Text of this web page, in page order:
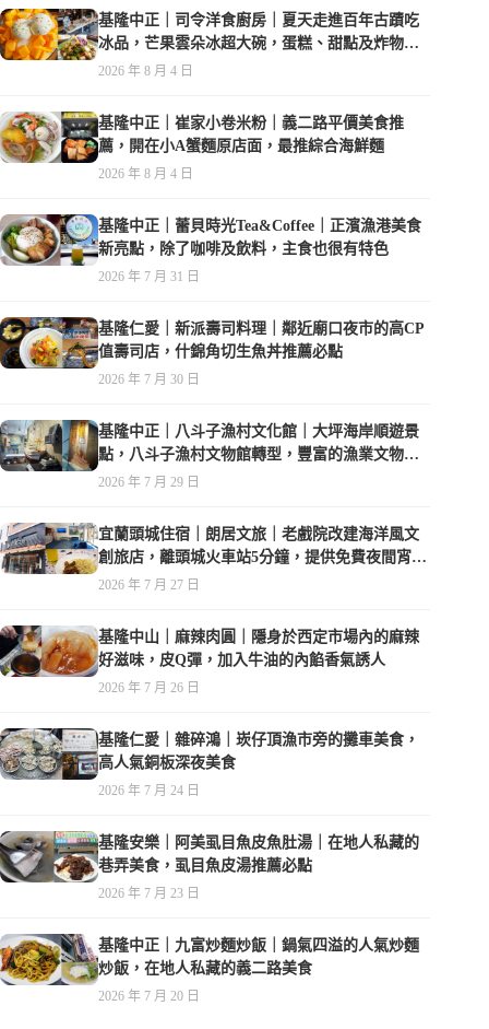
基隆中正｜司令洋食廚房｜夏天走進百年古蹟吃
冰品，芒果雲朵冰超大碗，蛋糕、甜點及炸物都
在水準之上
2026 年 8 月 4 日
基隆中正｜崔家小卷米粉｜義二路平價美食推
薦，開在小A蟹麵原店面，最推綜合海鮮麵
2026 年 8 月 4 日
基隆中正｜蕾貝時光Tea&Coffee｜正濱漁港美食
新亮點，除了咖啡及飲料，主食也很有特色
2026 年 7 月 31 日
基隆仁愛｜新派壽司料理｜鄰近廟口夜市的高CP
值壽司店，什錦角切生魚丼推薦必點
2026 年 7 月 30 日
基隆中正｜八斗子漁村文化館｜大坪海岸順遊景
點，八斗子漁村文物館轉型，豐富的漁業文物，
值得走訪
2026 年 7 月 29 日
宜蘭頭城住宿｜朗居文旅｜老戲院改建海洋風文
創旅店，離頭城火車站5分鐘，提供免費夜間宵
夜，親子遊戲空間
2026 年 7 月 27 日
基隆中山｜麻辣肉圓｜隱身於西定市場內的麻辣
好滋味，皮Q彈，加入牛油的內餡香氣誘人
2026 年 7 月 26 日
基隆仁愛｜雜碎鴻｜崁仔頂漁市旁的攤車美食，
高人氣銅板深夜美食
2026 年 7 月 24 日
基隆安樂｜阿美虱目魚皮魚肚湯｜在地人私藏的
巷弄美食，虱目魚皮湯推薦必點
2026 年 7 月 23 日
基隆中正｜九富炒麵炒飯｜鍋氣四溢的人氣炒麵
炒飯，在地人私藏的義二路美食
2026 年 7 月 20 日